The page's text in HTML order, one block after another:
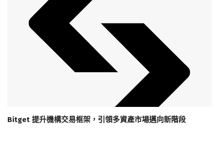
Bitget 提升機構交易框架，引領多資產市場邁向新階段